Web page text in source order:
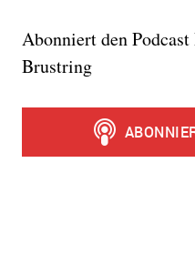
Abonniert den
Brustring